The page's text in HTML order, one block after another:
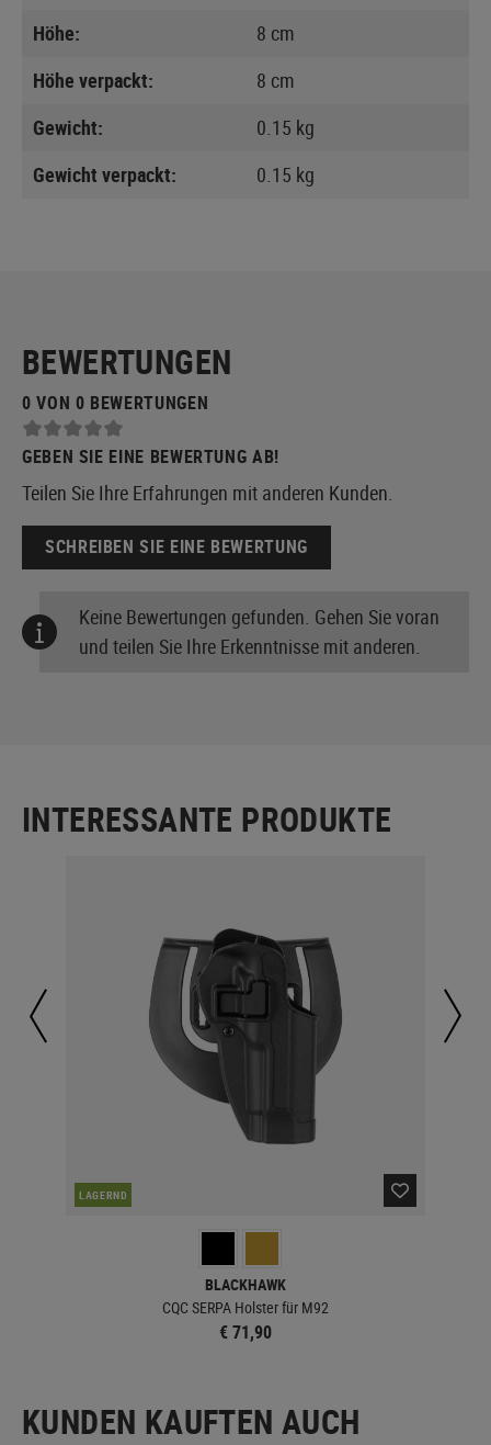
Höhe:
8 cm
Höhe verpackt:
8 cm
Gewicht:
0.15 kg
Gewicht verpackt:
0.15 kg
BEWERTUNGEN
0 VON 0 BEWERTUNGEN
GEBEN SIE EINE BEWERTUNG AB!
Teilen Sie Ihre Erfahrungen mit anderen Kunden.
SCHREIBEN SIE EINE BEWERTUNG
Keine Bewertungen gefunden. Gehen Sie voran
und teilen Sie Ihre Erkenntnisse mit anderen.
INTERESSANTE PRODUKTE
LAGERND
BLACKHAWK
CQC SERPA Holster für M92
€ 71,90
KUNDEN KAUFTEN AUCH